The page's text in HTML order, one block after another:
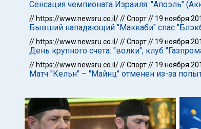
Сенсация чемпионата Израиля: "Апоэль"
// https://www.newsru.co.il///Спорт// 19 ноября
Бывший нападающий "Маккаби" спас
// https://www.newsru.co.il///Спорт// 19 ноября
День крупного счета: "волки", клуб
// https://www.newsru.co.il///Спорт// 19 ноября
Матч "Кельн" – "Майнц" отменен из-за